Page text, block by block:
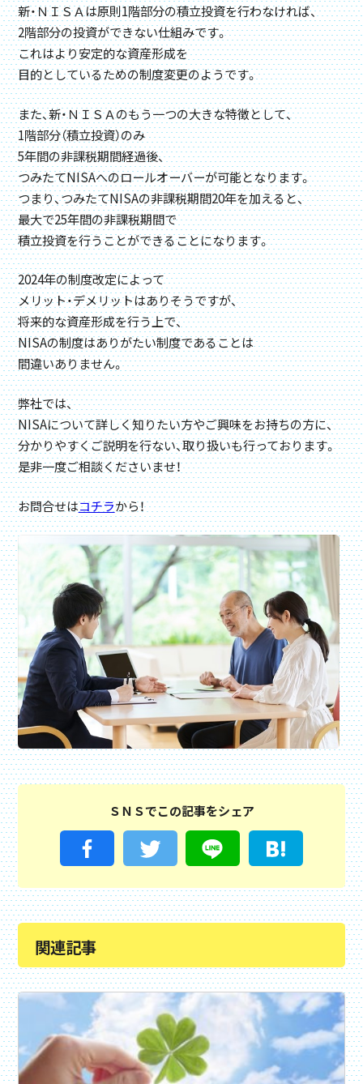
新・ＮＩＳＡは原則1階部分の積立投資を行わなければ、
2階部分の投資ができない仕組みです。
これはより安定的な資産形成を
目的としているための制度変更のようです。
また、新・ＮＩＳＡのもう一つの大きな特徴として、
1階部分（積立投資）のみ
5年間の非課税期間経過後、
つみたてNISAへのロールオーバーが可能となります。
つまり、つみたてNISAの非課税期間20年を加えると、
最大で25年間の非課税期間で
積立投資を行うことができることになります。
2024年の制度改定によって
メリット・デメリットはありそうですが、
将来的な資産形成を行う上で、
NISAの制度はありがたい制度であることは
間違いありません。
弊社では、
NISAについて詳しく知りたい方やご興味をお持ちの方に、
分かりやすくご説明を行ない、取り扱いも行っております。
是非一度ご相談くださいませ！
お問合せはコチラから！
ＳＮＳでこの記事をシェア
関連記事